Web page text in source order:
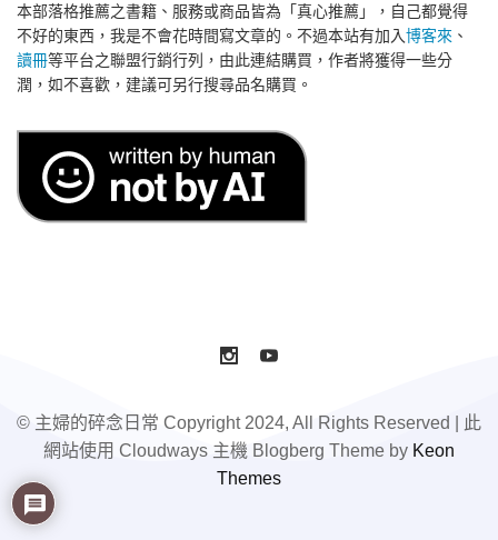
本部落格推薦之書籍、服務或商品皆為「真心推薦」，自己都覺得
不好的東西，我是不會花時間寫文章的。不過本站有加入博客來 、
讀冊等平台之聯盟行銷行列，由此連結購買，作者將獲得一些分
潤，如不喜歡，建議可另行搜尋品名購買。
© 主婦的碎念日常 Copyright 2024, All Rights Reserved | 此
網站使用 Cloudways 主機 Blogberg Theme by Keon
Themes